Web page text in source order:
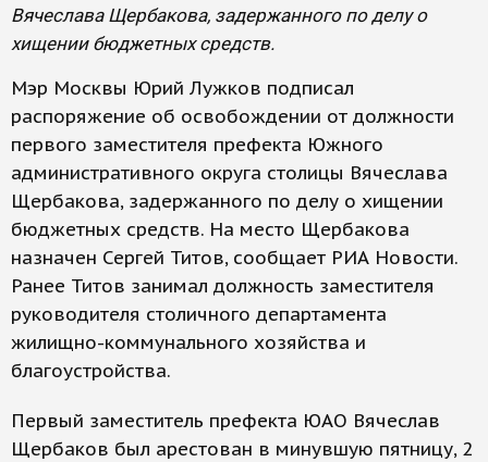
Вячеслава Щербакова, задержанного по делу о
хищении бюджетных средств.
Мэр Москвы Юрий Лужков подписал
распоряжение об освобождении от должности
первого заместителя префекта Южного
административного округа столицы Вячеслава
Щербакова, задержанного по делу о хищении
бюджетных средств. На место Щербакова
назначен Сергей Титов, сообщает РИА Новости.
Ранее Титов занимал должность заместителя
руководителя столичного департамента
жилищно-коммунального хозяйства и
благоустройства.
Первый заместитель префекта ЮАО Вячеслав
Щербаков был арестован в минувшую пятницу, 2